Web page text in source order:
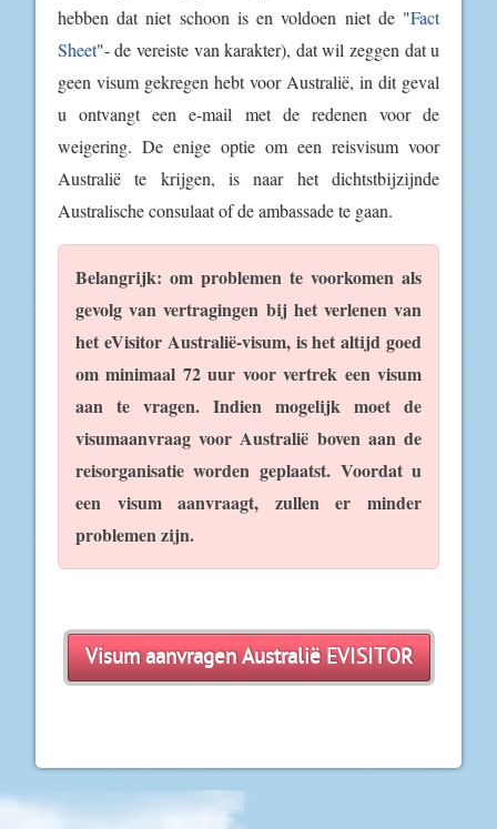
hebben dat niet schoon is en voldoen niet de "Fact
Sheet"- de vereiste van karakter), dat wil zeggen dat u
geen visum gekregen hebt voor Australië, in dit geval
u ontvangt een e-mail met de redenen voor de
weigering. De enige optie om een reisvisum voor
Australië te krijgen, is naar het dichtstbijzijnde
Australische consulaat of de ambassade te gaan.
Belangrijk: om problemen te voorkomen als
gevolg van vertragingen bij het verlenen van
het eVisitor Australië-visum, is het altijd goed
om minimaal 72 uur voor vertrek een visum
aan te vragen. Indien mogelijk moet de
visumaanvraag voor Australië boven aan de
reisorganisatie worden geplaatst. Voordat u
een visum aanvraagt, zullen er minder
problemen zijn.
Visum aanvragen Australië EVISITOR